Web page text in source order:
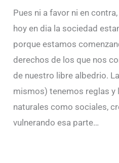
Pues ni a favor ni en
hoy en dia la sociedad
porque estamos
derechos de los que nos
de nuestro libre albedrio.
mismos) tenemos reglas
naturales como sociales,
vulnerando esa parte…